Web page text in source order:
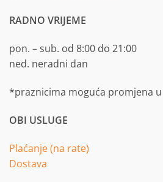
RADNO VRIJEME
pon. – sub. od 8:00 do 21:00
ned. neradni dan
*praznicima moguća promjena
OBI USLUGE
Plaćanje (na rate)
Dostava